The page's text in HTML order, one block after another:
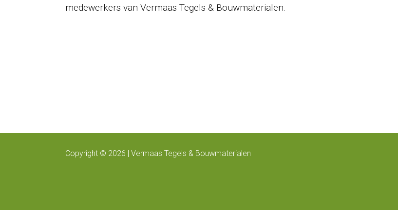
medewerkers van Vermaas Tegels & Bouwmaterialen.
Copyright © 2026 | Vermaas Tegels & Bouwmaterialen